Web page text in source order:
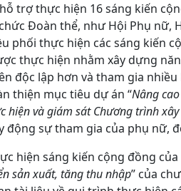
trợ thực hiện 16 sáng kiến
Đoàn thể, như Hội Phụ nữ,
phối thực hiện các sáng kiến
thực hiện nhằm xây dựng
độc lập hơn và tham gia
thiện mục tiêu dự án “Nâng
hiện và giám sát Chương trình
động sự tham gia của phụ nữ,
hiện sáng kiến cộng đồng
sản xuất, tăng thu nhập” của